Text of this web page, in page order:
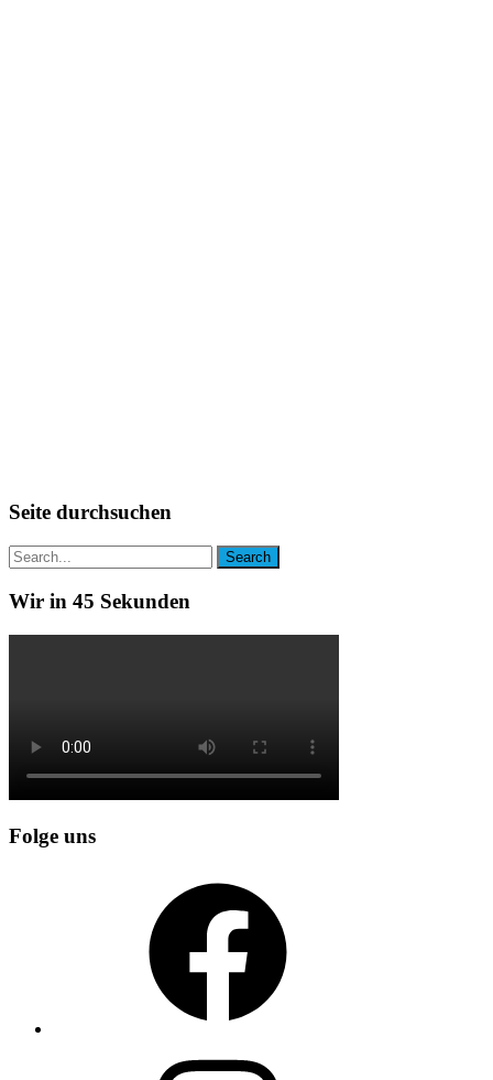
Seite durchsuchen
Wir in 45 Sekunden
Folge uns